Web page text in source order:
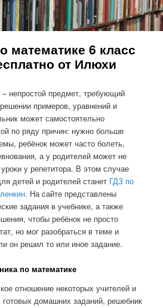
математике 6 класс
от Илюхи
непростой предмет, требующий
примеров, уравнений и
может самостоятельно
по ряду причин: нужно больше
ребёнок может часто болеть,
а у родителей может не
у репетитора. В этом случае
детей и родителей станет ГДЗ по
. На сайте представлены
задания в учебнике, а также
чтобы ребёнок не просто
но мог разобраться в теме и
он решил то или иное задание.
по математике
отношение некоторых учителей и
готовых домашних заданий, решебник